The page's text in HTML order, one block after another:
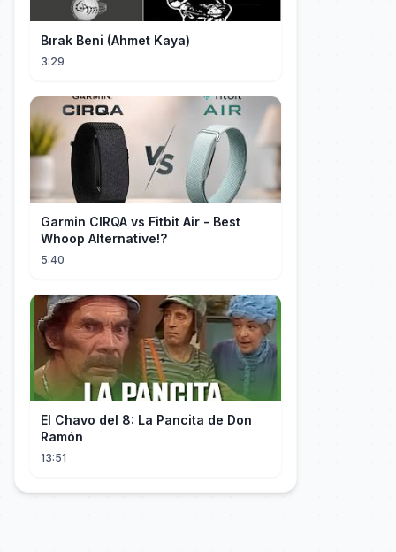
Bırak Beni (Ahmet Kaya)
3:29
Garmin CIRQA vs Fitbit Air - Best
Whoop Alternative!?
5:40
El Chavo del 8: La Pancita de Don
Ramón
13:51